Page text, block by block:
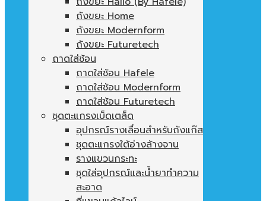
ถังขยะ Home
ถังขยะ Modernform
ถังขยะ Futuretech
ถาดใส่ช้อน
ถาดใส่ช้อน Hafele
ถาดใส่ช้อน Modernform
ถาดใส่ช้อน Futuretech
ชุดตะแกรงเบ็ดเตล็ด
อุปกรณ์รางเลื่อนสำหรับถังแก๊ส
ชุดตะแกรงใต้อ่างล้างจาน
รางแขวนกระทะ
ชุดใส่อุปกรณ์และน้ำยาทำความ
สะอาด